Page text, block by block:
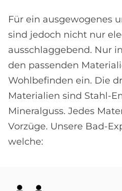
Für ein ausgewogenes
sind jedoch nicht nur
ausschlag­gebend. Nur
den passenden
Wohl­befinden ein. Die
Materialien sind Stahl-
Mineralguss. Jedes
Vorzüge. Unsere Bad-
welche:
Bild